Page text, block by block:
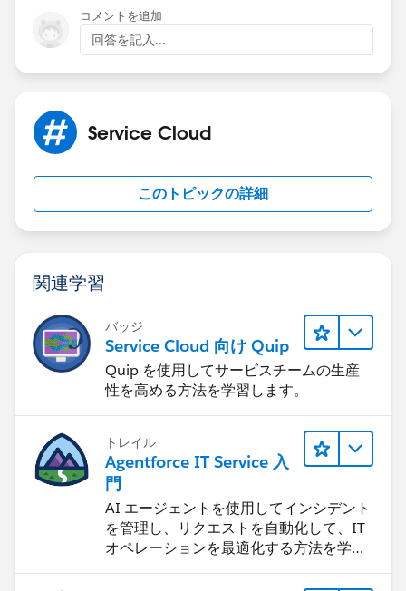
コメントを追加
回答を記入...
Service Cloud
このトピックの詳細
関連学習
バッジ
Service Cloud 向け Quip
Quip を使用してサービスチームの生産
性を高める方法を学習します。
トレイル
Agentforce IT Service 入
門
AI エージェントを使用してインシデント
を管理し、リクエストを自動化して、IT
オペレーションを最適化する方法を学習
します。